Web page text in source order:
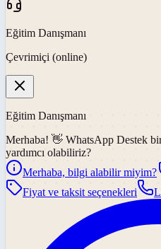
Eğitim Danışmanı
Çevrimiçi (online)
Eğitim Danışmanı
Merhaba! 👋 WhatsApp Destek
yardımcı olabiliriz?
Merhaba, bilgi alabilir miyim?
Fiyat ve taksit seçenekleri